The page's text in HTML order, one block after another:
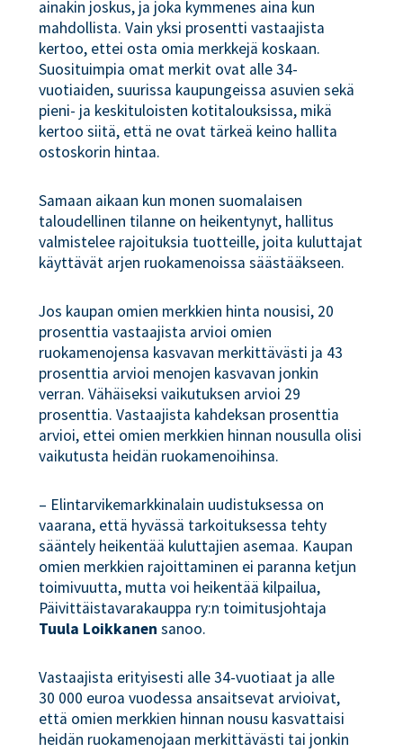
ainakin joskus, ja joka kymmenes aina kun
mahdollista. Vain yksi prosentti vastaajista
kertoo, ettei osta omia merkkejä koskaan.
Suosituimpia omat merkit ovat alle 34-
vuotiaiden, suurissa kaupungeissa asuvien sekä
pieni- ja keskituloisten kotitalouksissa, mikä
kertoo siitä, että ne ovat tärkeä keino hallita
ostoskorin hintaa.
Samaan aikaan kun monen suomalaisen
taloudellinen tilanne on heikentynyt, hallitus
valmistelee rajoituksia tuotteille, joita kuluttajat
käyttävät arjen ruokamenoissa säästääkseen.
Jos kaupan omien merkkien hinta nousisi, 20
prosenttia vastaajista arvioi omien
ruokamenojensa kasvavan merkittävästi ja 43
prosenttia arvioi menojen kasvavan jonkin
verran. Vähäiseksi vaikutuksen arvioi 29
prosenttia. Vastaajista kahdeksan prosenttia
arvioi, ettei omien merkkien hinnan nousulla olisi
vaikutusta heidän ruokamenoihinsa.
– Elintarvikemarkkinalain uudistuksessa on
vaarana, että hyvässä tarkoituksessa tehty
sääntely heikentää kuluttajien asemaa. Kaupan
omien merkkien rajoittaminen ei paranna ketjun
toimivuutta, mutta voi heikentää kilpailua,
Päivittäistavarakauppa ry:n toimitusjohtaja
Tuula Loikkanen sanoo.
Vastaajista erityisesti alle 34-vuotiaat ja alle
30 000 euroa vuodessa ansaitsevat arvioivat,
että omien merkkien hinnan nousu kasvattaisi
heidän ruokamenojaan merkittävästi tai jonkin